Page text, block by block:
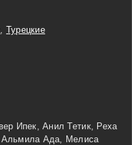
Турецкие
Ипек, Анил Тетик, Реха
Ада, Мелиса